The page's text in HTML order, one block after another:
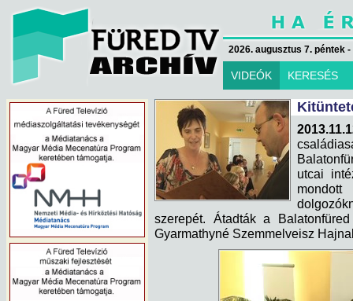
2026. augusztus 7. péntek
VIDEÓK KERESÉS
utcai
szerepét. Átadták a
Gyarmathyné Szemmelveisz